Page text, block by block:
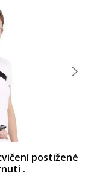
postižené
.